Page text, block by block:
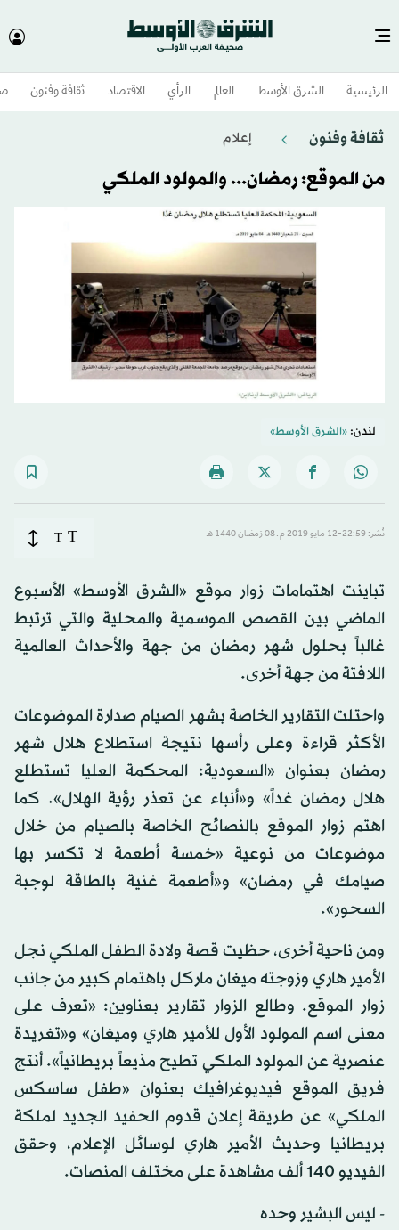
الرئيسية الشرق الأوسط​ العالم الرأي الاقتصاد ثقافة وفنون
ثقافة وفنون إعلام
من الموقع: رمضان... والمولود الملكي
لندن:«الشرق الأوسط»
نُشر: 22:59-12 مايو 2019 م ـ 08 رَمضان 1440 هـ T
T
تباينت اهتمامات زوار موقع «الشرق الأوسط» الأسبوع
الماضي بين القصص الموسمية والمحلية والتي ترتبط
غالباً بحلول شهر رمضان من جهة والأحداث العالمية
اللافتة من جهة أخرى.
واحتلت التقارير الخاصة بشهر الصيام صدارة الموضوعات
الأكثر قراءة وعلى رأسها نتيجة استطلاع هلال شهر
رمضان بعنوان «السعودية: المحكمة العليا تستطلع
هلال رمضان غداً» و«أنباء عن تعذر رؤية الهلال». كما
اهتم زوار الموقع بالنصائح الخاصة بالصيام من خلال
موضوعات من نوعية «خمسة أطعمة لا تكسر بها
صيامك في رمضان» و«أطعمة غنية بالطاقة لوجبة
السحور».
ومن ناحية أخرى، حظيت قصة ولادة الطفل الملكي نجل
الأمير هاري وزوجته ميغان ماركل باهتمام كبير من جانب
زوار الموقع. وطالع الزوار تقارير بعناوين: «تعرف على
معنى اسم المولود الأول للأمير هاري وميغان» و«تغريدة
عنصرية عن المولود الملكي تطيح مذيعاً بريطانياً». أنتج
فريق الموقع فيديوغرافيك بعنوان «طفل ساسكس
الملكي» عن طريقة إعلان قدوم الحفيد الجديد لملكة
بريطانيا وحديث الأمير هاري لوسائل الإعلام، وحقق
الفيديو 140 ألف مشاهدة على مختلف المنصات.
- ليس البشير وحده